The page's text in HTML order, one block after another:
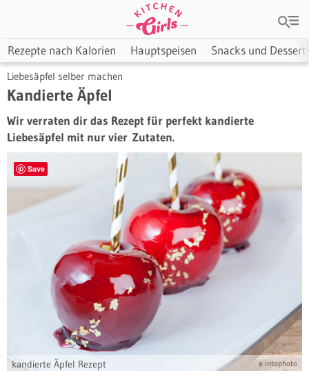
Rezepte nach Kalorien Hauptspeisen Snacks und
Liebesäpfel selber machen
Kandierte Äpfel
Wir verraten dir das Rezept für perfekt kandierte
Liebesäpfel mit nur vier Zutaten.
Save
kandierte Äpfel Rezept © intophoto